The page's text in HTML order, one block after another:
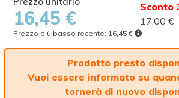
16,45 €
Sconto
17,00 €
Prezzo più basso recente: 16,45 €
Prodotto presto
Vuoi essere informato su
tornerà di nuovo